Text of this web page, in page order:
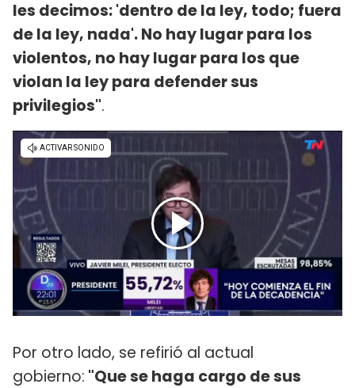
les decimos: 'dentro de la ley, todo; fuera
de la ley, nada'. No hay lugar para los
violentos, no hay lugar para los que
violan la ley para defender sus
privilegios".
Por otro lado, se refirió al actual
gobierno: "Que se haga cargo de sus